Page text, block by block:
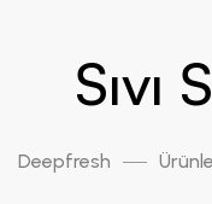
Sıvı
Deepfresh